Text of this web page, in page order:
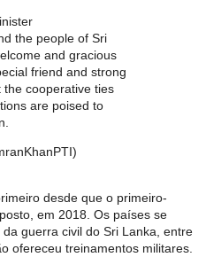
the people of Sri
and gracious
friend and strong
cooperative ties
are poised to
desde que o primeiro-
em 2018. Os países se
guerra civil do Sri Lanka, entre
ofereceu treinamentos militares.